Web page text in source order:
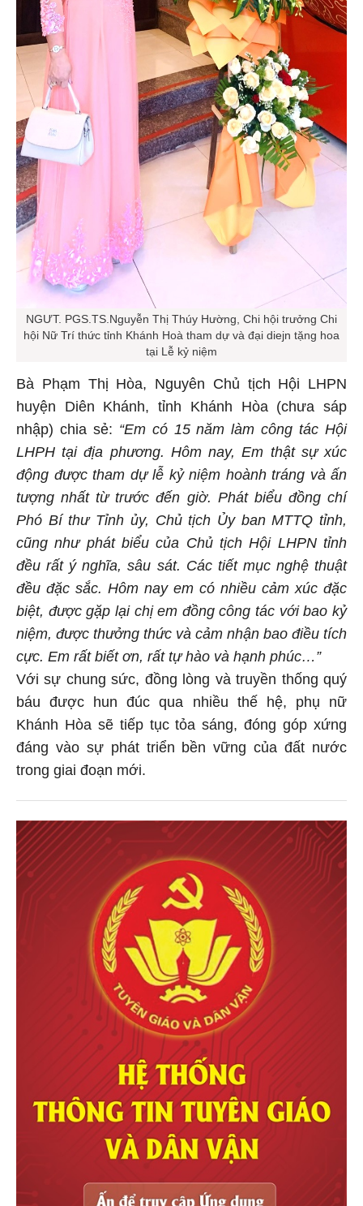
NGƯT. PGS.TS.Nguyễn Thị Thúy Hường, Chi hội trưởng Chi
hội Nữ Trí thức tỉnh Khánh Hoà tham dự và đại diejn tặng hoa
tại Lễ kỷ niệm
Bà Phạm Thị Hòa, Nguyên Chủ tịch Hội LHPN
huyện Diên Khánh, tỉnh Khánh Hòa (chưa sáp
nhập) chia sẻ: “Em có 15 năm làm công tác Hội
LHPH tại địa phương. Hôm nay, Em thật sự xúc
động được tham dự lễ kỷ niệm hoành tráng và ấn
tượng nhất từ trước đến giờ. Phát biểu đồng chí
Phó Bí thư Tỉnh ủy, Chủ tịch Ủy ban MTTQ tỉnh,
cũng như phát biểu của Chủ tịch Hội LHPN tỉnh
đều rất ý nghĩa, sâu sát. Các tiết mục nghệ thuật
đều đặc sắc. Hôm nay em có nhiều cảm xúc đặc
biệt, được gặp lại chị em đồng công tác với bao kỷ
niệm, được thưởng thức và cảm nhận bao điều tích
cực. Em rất biết ơn, rất tự hào và hạnh phúc…”
Với sự chung sức, đồng lòng và truyền thống quý
báu được hun đúc qua nhiều thế hệ, phụ nữ
Khánh Hòa sẽ tiếp tục tỏa sáng, đóng góp xứng
đáng vào sự phát triển bền vững của đất nước
trong giai đoạn mới.